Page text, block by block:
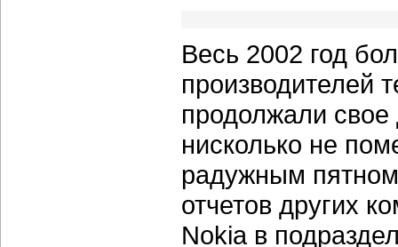
Весь 2002 год
производителей
продолжали
нисколько не
радужным
отчетов других
Nokia в